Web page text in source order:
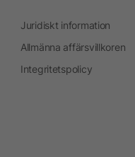
Juridiskt information
Allmänna affärsvillkoren
Integritetspolicy